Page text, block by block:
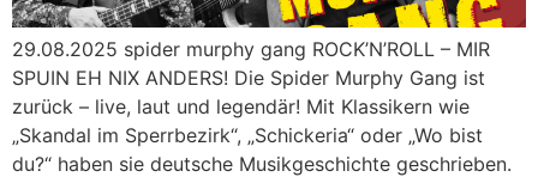
29.08.2025 spider murphy gang ROCK’N’ROLL – MIR
SPUIN EH NIX ANDERS! Die Spider Murphy Gang ist
zurück – live, laut und legendär! Mit Klassikern wie
„Skandal im Sperrbezirk“, „Schickeria“ oder „Wo bist
du?“ haben sie deutsche Musikgeschichte geschrieben.